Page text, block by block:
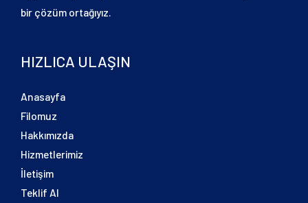
bir çözüm ortağıyız.
HIZLICA ULAŞIN
Anasayfa
Filomuz
Hakkımızda
Hizmetlerimiz
İletişim
Teklif Al